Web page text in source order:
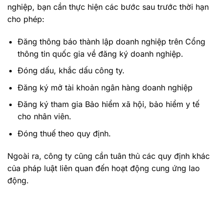
nghiệp, bạn cần thực hiện các bước sau trước thời hạn
cho phép:
Đăng thông báo thành lập doanh nghiệp trên Cổng
thông tin quốc gia về đăng ký doanh nghiệp.
Đóng dấu, khắc dấu công ty.
Đăng ký mở tài khoản ngân hàng doanh nghiệp
Đăng ký tham gia Bảo hiểm xã hội, bảo hiểm y tế
cho nhân viên.
Đóng thuế theo quy định.
Ngoài ra, công ty cũng cần tuân thủ các quy định khác
của pháp luật liên quan đến hoạt động cung ứng lao
động.